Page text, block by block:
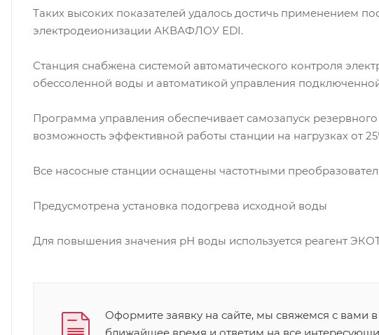
Таких высоких показателей удалось достичь применением
электродеионизации АКВАФЛОУ EDI.
Станция снабжена системой автоматического контроля
обессоленной воды и автоматикой управления
Программа управления обеспечивает самозапуск
возможность эффективной работы станции на нагрузках от
Все насосные станции оснащены частотными
Предусмотрена установка подогрева исходной воды
Для повышения значения рН воды используется реагент
Оформите заявку на сайте, мы свяжемся с вами в